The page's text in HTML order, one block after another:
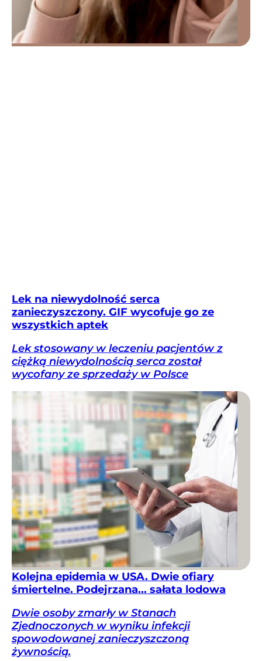
Lek na niewydolność serca
zanieczyszczony. GIF wycofuje go ze
wszystkich aptek
Lek stosowany w leczeniu pacjentów z
ciężką niewydolnością serca został
wycofany ze sprzedaży w Polsce
Kolejna epidemia w USA. Dwie ofiary
śmiertelne. Podejrzana... sałata lodowa
Dwie osoby zmarły w Stanach
Zjednoczonych w wyniku infekcji
spowodowanej zanieczyszczoną
żywnością.